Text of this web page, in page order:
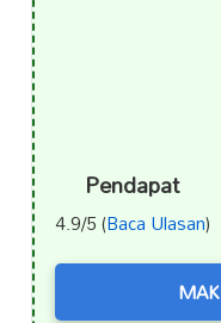
Pendapat
4.9/5 (Baca Ulasan)